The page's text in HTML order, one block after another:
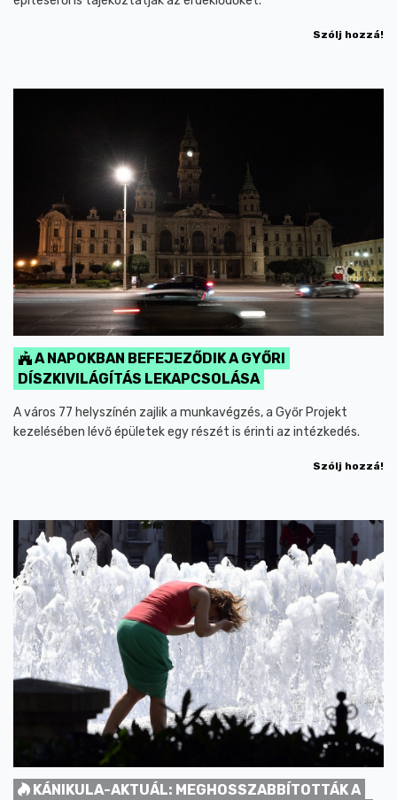
Szólj hozzá!
A NAPOKBAN BEFEJEZŐDIK A GYŐRI
DÍSZKIVILÁGÍTÁS LEKAPCSOLÁSA
A város 77 helyszínén zajlik a munkavégzés, a Győr Projekt
kezelésében lévő épületek egy részét is érinti az intézkedés.
Szólj hozzá!
KÁNIKULA-AKTUÁL: MEGHOSSZABBÍTOTTÁK A